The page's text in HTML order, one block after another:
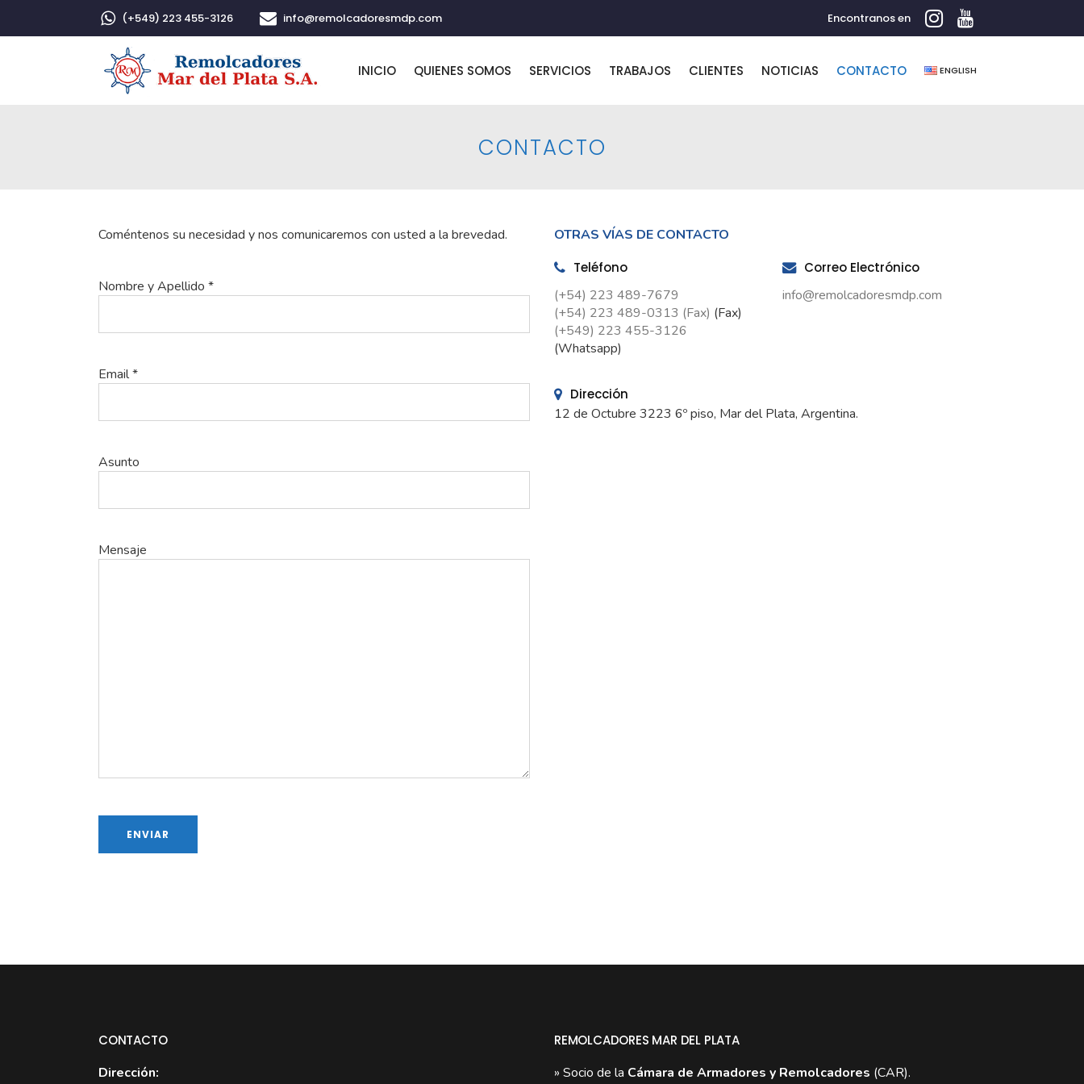
(+549) 223 455-3126 info@remolcadoresmdp.com Encontranos en
INICIO QUIENES SOMOS SERVICIOS TRABAJOS CLIENTES NOTICIAS CONTACTO ENGLISH
CONTACTO
Coméntenos su necesidad y nos comunicaremos con usted a la brevedad.
Nombre y Apellido *
Email *
Asunto
Mensaje
OTRAS VÍAS DE CONTACTO
Teléfono
(+54) 223 489-7679
(+54) 223 489-0313 (Fax) (Fax)
(+549) 223 455-3126
(Whatsapp)
Correo Electrónico
info@remolcadoresmdp.com
Dirección
12 de Octubre 3223 6º piso, Mar del Plata, Argentina.
CONTACTO
Dirección:
REMOLCADORES MAR DEL PLATA
» Socio de la Cámara de Armadores y Remolcadores (CAR).